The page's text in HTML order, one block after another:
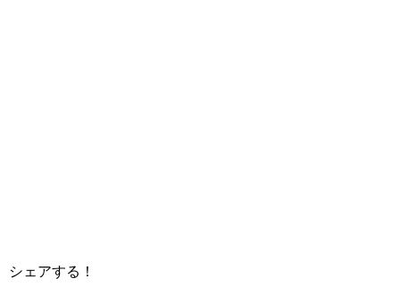
シェアする！